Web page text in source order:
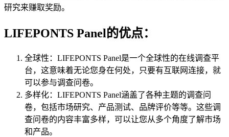
研究来赚取奖励。
LIFEPONTS Panel的优点：
全球性：LIFEPONTS Panel是一个全球性的在线调查平
台，这意味着无论您身在何处，只要有互联网连接，就
可以参与调查问卷。
多样化：LIFEPONTS Panel涵盖了各种主题的调查问
卷，包括市场研究、产品测试、品牌评价等等。这些调
查问卷的内容丰富多样，可以让您从多个角度了解市场
和产品。